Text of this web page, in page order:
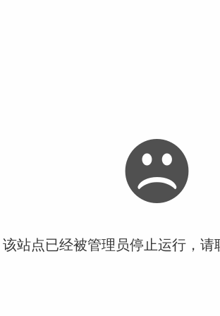
站点已经被管理员停止运行，